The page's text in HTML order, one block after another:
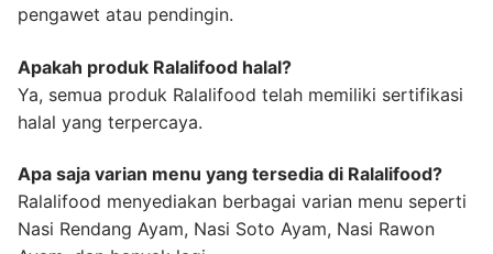
pengawet atau pendingin.
Apakah produk Ralalifood halal?
Ya, semua produk Ralalifood telah memiliki sertifikasi
halal yang terpercaya.
Apa saja varian menu yang tersedia di Ralalifood?
Ralalifood menyediakan berbagai varian menu seperti
Nasi Rendang Ayam, Nasi Soto Ayam, Nasi Rawon